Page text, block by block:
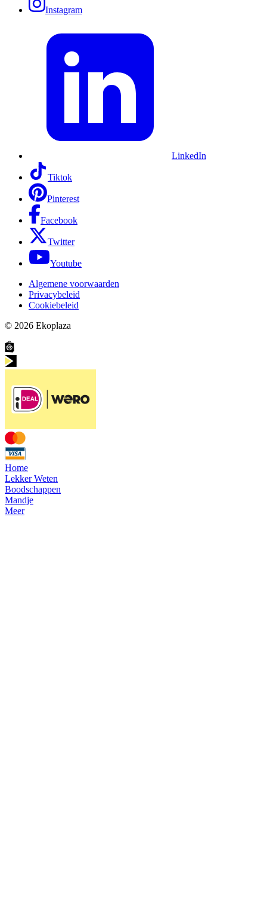
Instagram
LinkedIn
Tiktok
Pinterest
Facebook
Twitter
Youtube
Algemene voorwaarden
Privacybeleid
Cookiebeleid
© 2026 Ekoplaza
Home
Lekker Weten
Boodschappen
Mandje
Meer